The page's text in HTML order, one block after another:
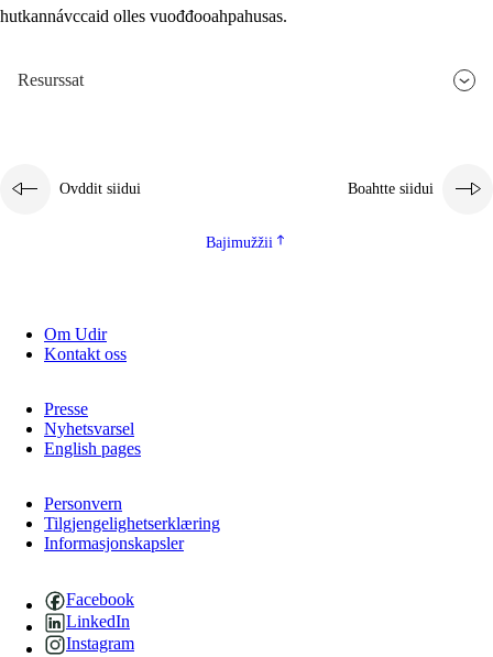
hutkannávccaid olles vuođđooahpahusas.
Resurssat
Ovddit siidui Boahtte siidui
Bajimužžii
Om Udir
Kontakt oss
Presse
Nyhetsvarsel
English pages
Personvern
Tilgjengelighetserklæring
Informasjonskapsler
Facebook
LinkedIn
Instagram